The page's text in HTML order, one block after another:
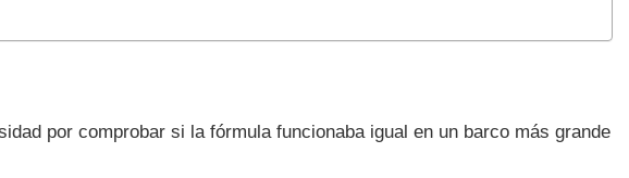
por comprobar si la fórmula funcionaba igual en un barco más grande